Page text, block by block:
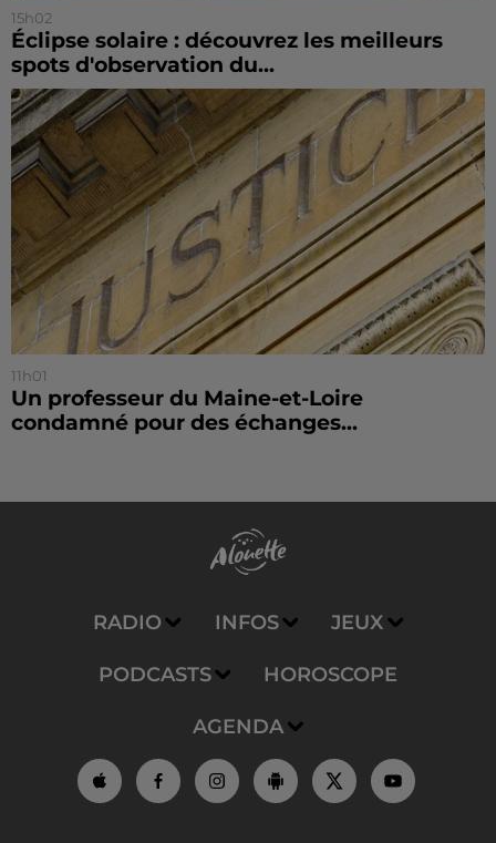
15h02
Éclipse solaire : découvrez les meilleurs
spots d'observation du...
11h01
Un professeur du Maine-et-Loire
condamné pour des échanges...
RADIO INFOS JEUX
PODCASTS HOROSCOPE
AGENDA